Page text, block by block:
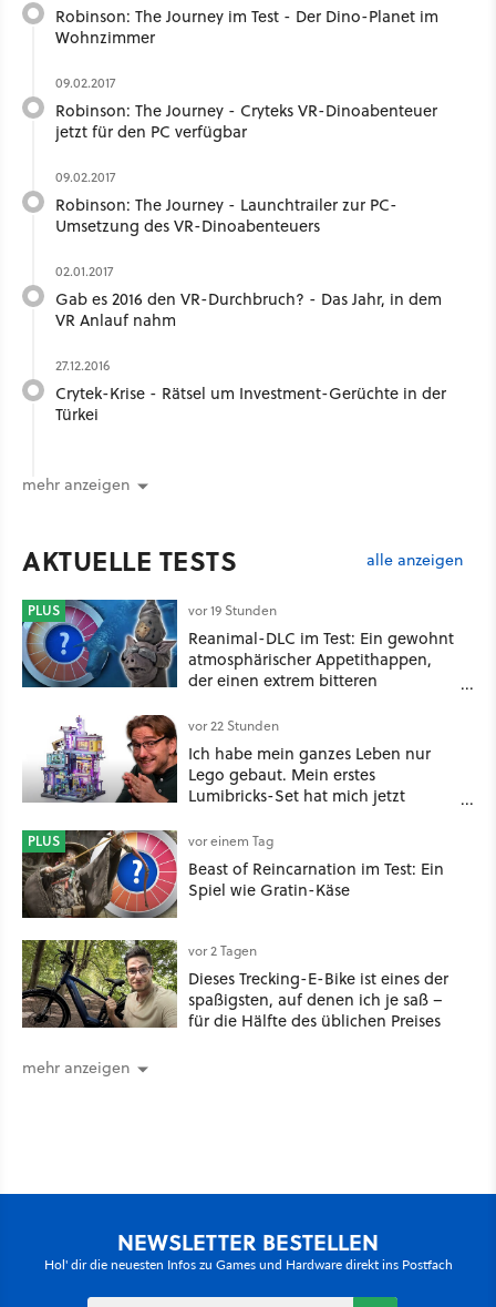
Robinson: The Journey im Test - Der Dino-Planet im
Wohnzimmer
09.02.2017
Robinson: The Journey - Cryteks VR-Dinoabenteuer
jetzt für den PC verfügbar
09.02.2017
Robinson: The Journey - Launchtrailer zur PC-
Umsetzung des VR-Dinoabenteuers
02.01.2017
Gab es 2016 den VR-Durchbruch? - Das Jahr, in dem
VR Anlauf nahm
27.12.2016
Crytek-Krise - Rätsel um Investment-Gerüchte in der
Türkei
mehr anzeigen
AKTUELLE TESTS alle anzeigen
PLUS vor 19 Stunden
Reanimal-DLC im Test: Ein gewohnt
atmosphärischer Appetithappen,
der einen extrem bitteren
vor 22 Stunden
Ich habe mein ganzes Leben nur
Lego gebaut. Mein erstes
Lumibricks-Set hat mich jetzt
Stack im Test
PLUS vor einem Tag
Beast of Reincarnation im Test: Ein
Spiel wie Gratin-Käse
vor 2 Tagen
Dieses Trecking-E-Bike ist eines der
spaßigsten, auf denen ich je saß –
für die Hälfte des üblichen Preises
mehr anzeigen
NEWSLETTER BESTELLEN
Hol' dir die neuesten Infos zu Games und Hardware direkt ins Postfach